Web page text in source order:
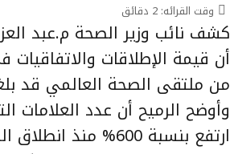
وقت القرائه: 2 دقائق
كشف نائب وزير الصحة م.عبد
أن قيمة الإطلاقات
وأوضح الرميح أن عدد العلامات